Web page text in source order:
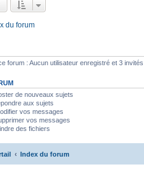
du forum
forum : Aucun utilisateur enregistré et 3 invités
de nouveaux sujets
aux sujets
vos messages
vos messages
des fichiers
Index du forum